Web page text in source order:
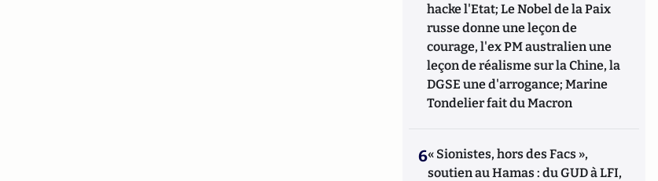
hacke l'Etat; Le Nobel de la Paix
russe donne une leçon de
courage, l'ex PM australien une
leçon de réalisme sur la Chine, la
DGSE une d'arrogance; Marine
Tondelier fait du Macron
6« Sionistes, hors des Facs »,
soutien au Hamas : du GUD à LFI,